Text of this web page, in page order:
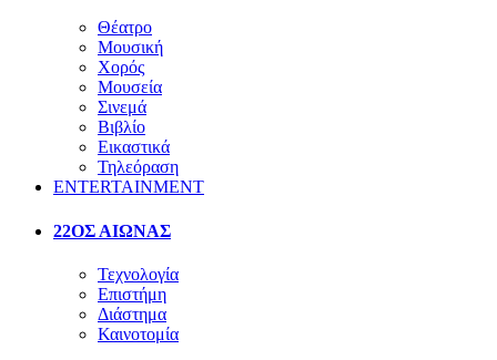
Θέατρο
Μουσική
Χορός
Μουσεία
Σινεμά
Βιβλίο
Εικαστικά
Τηλεόραση
ENTERTAINMENT
22ΟΣ ΑΙΩΝΑΣ
Τεχνολογία
Επιστήμη
Διάστημα
Καινοτομία